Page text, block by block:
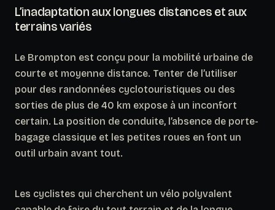
L’inadaptation aux longues distances et aux
terrains variés
Le Brompton est conçu pour la mobilité urbaine de
courte et moyenne distance. Tenter de l’utiliser
pour des randonnées cyclotouristiques ou des
sorties de plus de 40 km expose à un inconfort
certain. La position de conduite, l’absence de porte-
bagage classique et les petites roues en font un
outil urbain avant tout.
Les cyclistes qui cherchent un vélo polyvalent